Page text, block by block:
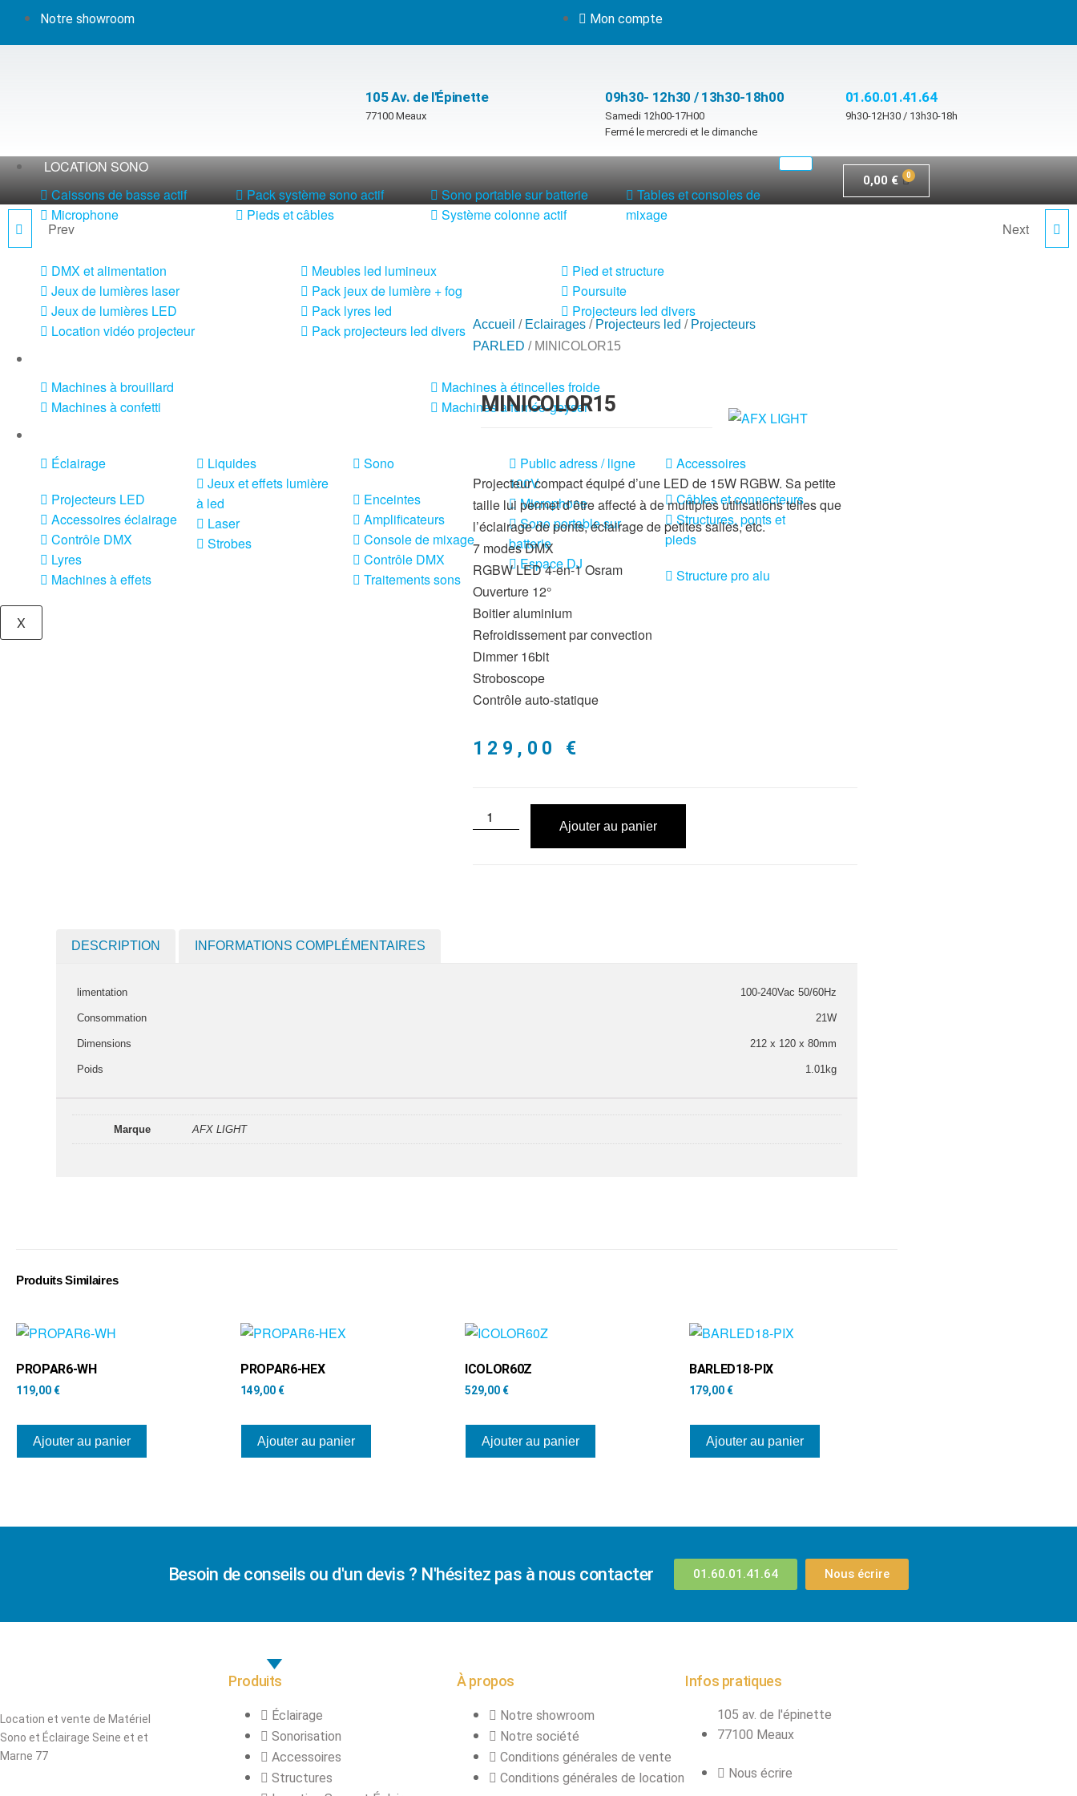
Notre showroom Mon compte
105 Av. de l'Épinette
77100 Meaux
09h30- 12h30 / 13h30-18h00
Samedi 12h00-17H00
Fermé le mercredi et le dimanche
01.60.01.41.64
9h30-12H30 / 13h30-18h
LOCATION SONO
Caissons de basse actif
Microphone
Pack système sono actif
Pieds et câbles
Sono portable sur batterie
Système colonne actif
Tables et consoles de
mixage
DMX et alimentation
Jeux de lumières laser
Jeux de lumières LED
Location vidéo projecteur
Meubles led lumineux
Pack jeux de lumière + fog
Pack lyres led
Pack projecteurs led divers
Pied et structure
Poursuite
Projecteurs led divers
Machines à brouillard
Machines à confetti
Machines à étincelles froide
Machines à fumée-geyser
Éclairage
Projecteurs LED
Accessoires éclairage
Contrôle DMX
Lyres
Machines à effets
Liquides
Jeux et effets lumière
à led
Laser
Strobes
Sono
Enceintes
Amplificateurs
Console de mixage
Contrôle DMX
Traitements sons
Public adress / ligne
100V
Microphone
Sono portable sur
batterie
Espace DJ
Accessoires
Câbles et connecteurs
Structures, ponts et
pieds
Structure pro alu
X
0,00 €
Prev MUSHROOM-2.0Next
Accueil / Eclairages / Projecteurs led / Projecteurs
PARLED / MINICOLOR15
MINICOLOR15
Projecteur compact équipé d’une LED de 15W RGBW. Sa petite
taille lui permet d’être affecté à de multiples utilisations telles que
l’éclairage de ponts, éclairage de petites salles, etc.
7 modes DMX
RGBW LED 4-en-1 Osram
Ouverture 12°
Boitier aluminium
Refroidissement par convection
Dimmer 16bit
Stroboscope
Contrôle auto-statique
129,00 €
Ajouter au panier
DESCRIPTION INFORMATIONS COMPLÉMENTAIRES
limentation 100-240Vac 50/60Hz
Consommation 21W
Dimensions 212 x 120 x 80mm
Poids 1.01kg
Marque AFX LIGHT
Produits Similaires
PROPAR6-WH
119,00 €
Ajouter au panier
PROPAR6-HEX
149,00 €
Ajouter au panier
ICOLOR60Z
529,00 €
Ajouter au panier
BARLED18-PIX
179,00 €
Ajouter au panier
Besoin de conseils ou d'un devis ? N'hésitez pas à nous contacter 01.60.01.41.64 Nous écrire
Location et vente de Matériel
Sono et Éclairage Seine et et
Marne 77
Produits
Éclairage
Sonorisation
Accessoires
Structures
À propos
Notre showroom
Notre société
Conditions générales de vente
Conditions générales de location
Infos pratiques
105 av. de l'épinette
77100 Meaux
Nous écrire